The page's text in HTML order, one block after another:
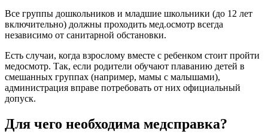
Все группы дошкольников и младшие школьники (до 12 лет
включительно) должны проходить мед.осмотр всегда
независимо от санитарной обстановки.
Есть случаи, когда взрослому вместе с ребенком стоит пройти
медосмотр. Так, если родители обучают плаванию детей в
смешанных группах (например, мамы с малышами),
администрация вправе потребовать от них официальный
допуск.
Для чего необходима медсправка?